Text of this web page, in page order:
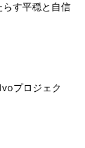
す平穏と自信
プロジェク